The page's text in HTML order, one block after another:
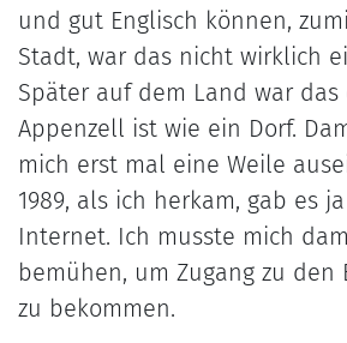
und gut Englisch können,
Stadt, war das nicht wirklich
Später auf dem Land war das
Appenzell ist wie ein Dorf.
mich erst mal eine Weile
1989, als ich herkam, gab es
Internet. Ich musste mich
bemühen, um Zugang zu den
zu bekommen.